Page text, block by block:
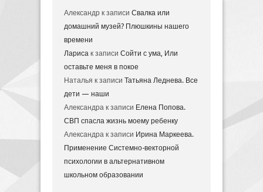
Александр к записи Свалка или
домашний музей? Плюшкины нашего
времени
Лариса к записи Сойти с ума, Или
оставьте меня в покое
Наталья к записи Татьяна Леднева. Все
дети — наши
Александра к записи Елена Попова.
СВП спасла жизнь моему ребенку
Александра к записи Ирина Маркеева.
Применение Системно-векторной
психологии в альтернативном
школьном образовании